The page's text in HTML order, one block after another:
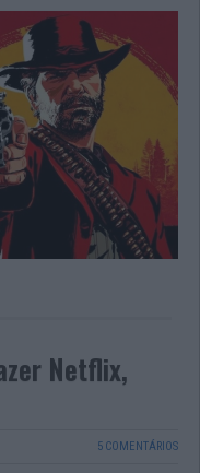
Netflix,
5 COMENTÁRIOS